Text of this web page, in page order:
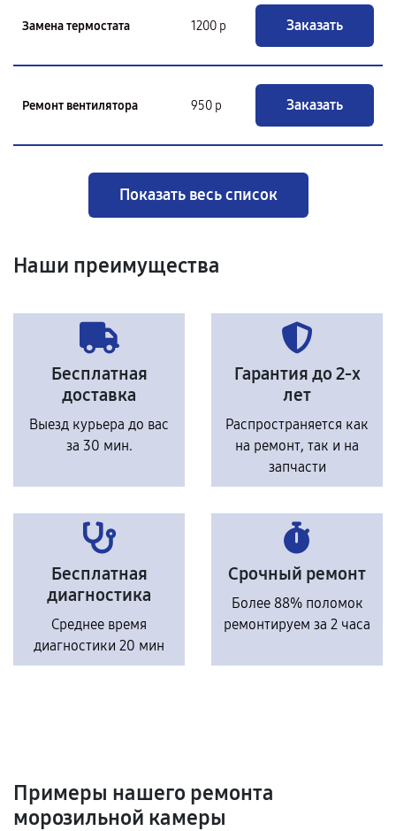
Замена термостата 1200 р Заказать
Ремонт вентилятора 950 р Заказать
Показать весь список
Наши преимущества
Бесплатная
доставка
Выезд курьера до вас
за 30 мин.
Гарантия до 2-х
лет
Распространяется как
на ремонт, так и на
запчасти
Бесплатная
диагностика
Среднее время
диагностики 20 мин
Срочный ремонт
Более 88% поломок
ремонтируем за 2 часа
Примеры нашего ремонта
морозильной камеры